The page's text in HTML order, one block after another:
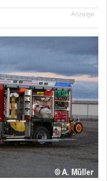
Anzeige